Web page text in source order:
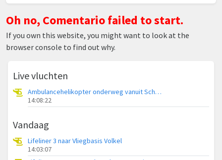
Oh no, Comentario failed to start.
If you own this website, you might want to look at the
browser console to find out why.
Live vluchten
Ambulancehelikopter onderweg vanuit Schiermonnikoog Heliport
14:08:22
Vandaag
Lifeliner 3 naar Vliegbasis Volkel
14:03:07